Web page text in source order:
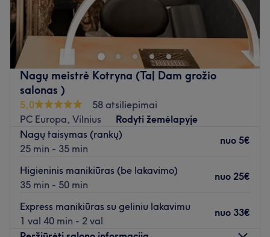
Esu Gerda Kistol diplomuota specialistė. Beauty by
Ginger lt instagram rasite mano darbus. Maksimaliai
dėmesį sutelkiu į kiekvieną klientę, jos norus bei
pageidavimus. Patirtis devyni metai, nuolat
tobulinuosi,kad gautumėte geriausia, nes labai myliu
savo darbą. Tobulėju su Jumis ir dėl Jūsų. Procedūrų metu
maloniai pavaišinsiu kavos/arbatos puodeliu.
P.S. ilgalaikiam lakavimui suteikiu 7 dienų garantiją!
Atidaryti salono profilį
Nagų meistrė Kotryna (Ta| Dam grožio
salonas )
5,0
58 atsiliepimai
PC Europa, Vilnius
Rodyti žemėlapyje
Nagų taisymas (rankų)
25 min - 35 min
nuo 5€
Higieninis manikiūras (be lakavimo)
35 min - 50 min
nuo 25€
Express manikiūras su geliniu lakavimu
1 val 40 min - 2 val
nuo 33€